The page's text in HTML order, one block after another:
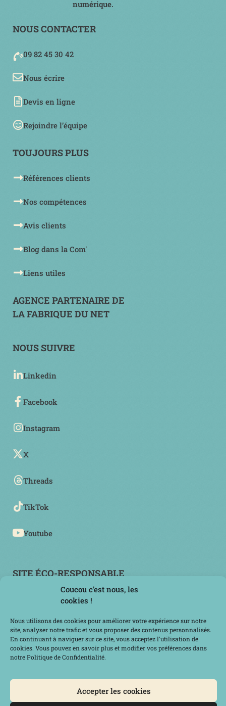
Coucou c'est nous, les
cookies !
Nous utilisons des cookies pour améliorer votre expérience sur notre
site, analyser notre trafic et vous proposer des contenus personnalisés.
En continuant à naviguer sur ce site, vous acceptez l'utilisation de
cookies. Vous pouvez en savoir plus et modifier vos préférences dans
notre Politique de Confidentialité.
Accepter les cookies
numérique.
NOUS CONTACTER
09 82 45 30 42
Nous écrire
Devis en ligne
Rejoindre l’équipe
TOUJOURS PLUS
Références clients
Nos compétences
Avis clients
Blog dans la Com'
Liens utiles
AGENCE PARTENAIRE DE
LA FABRIQUE DU NET
NOUS SUIVRE
Linkedin
Facebook
Instagram
X
Threads
TikTok
Youtube
SITE ÉCO-RESPONSABLE
MERCI POUR VOTRE VISITE !